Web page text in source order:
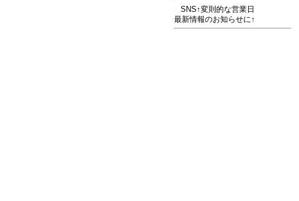
SNS↑変則的な営業日
最新情報のお知らせに↑